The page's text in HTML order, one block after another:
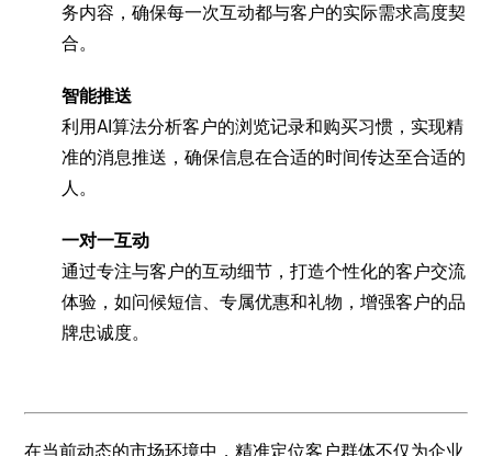
务内容，确保每一次互动都与客户的实际需求高度契
合。
智能推送
利用AI算法分析客户的浏览记录和购买习惯，实现精
准的消息推送，确保信息在合适的时间传达至合适的
人。
一对一互动
通过专注与客户的互动细节，打造个性化的客户交流
体验，如问候短信、专属优惠和礼物，增强客户的品
牌忠诚度。
在当前动态的市场环境中，精准定位客户群体不仅为企业